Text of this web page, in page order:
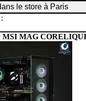
le store à Paris
MSI MAG